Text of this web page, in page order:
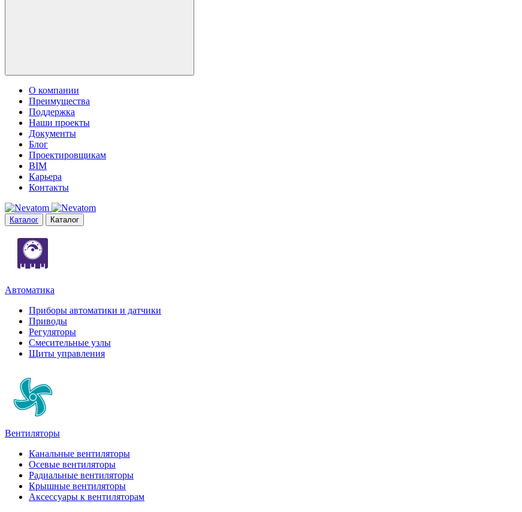
О компании
Преимущества
Поддержка
Наши проекты
Документы
Блог
Проектировщикам
BIM
Карьера
Контакты
Каталог Каталог
Автоматика
Приборы автоматики и датчики
Приводы
Регуляторы
Смесительные узлы
Щиты управления
Вентиляторы
Канальные вентиляторы
Осевые вентиляторы
Радиальные вентиляторы
Крышные вентиляторы
Аксессуары к вентиляторам